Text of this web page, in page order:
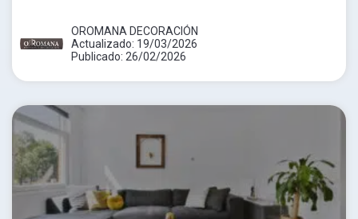
OROMANA DECORACIÓN
Actualizado: 19/03/2026
Publicado: 26/02/2026